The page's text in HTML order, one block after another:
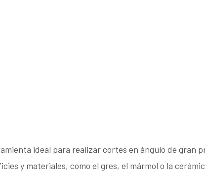
ideal para realizar cortes en ángulo de gran
y materiales, como el gres, el mármol o la